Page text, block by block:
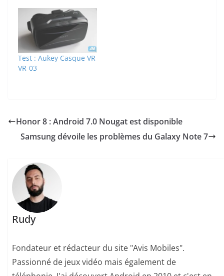
Test : Aukey Casque VR
VR-03
Honor 8 : Android 7.0 Nougat est disponible
Samsung dévoile les problèmes du Galaxy Note 7
Rudy
Fondateur et rédacteur du site "Avis Mobiles".
Passionné de jeux vidéo mais également de